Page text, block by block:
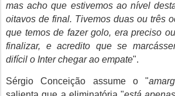
mas acho que estivemos ao nível
oitavos de final. Tivemos duas ou três
que temos de fazer golo, era preciso
finalizar, e acredito que se
difícil o Inter chegar ao empate".
Sérgio Conceição assume o "